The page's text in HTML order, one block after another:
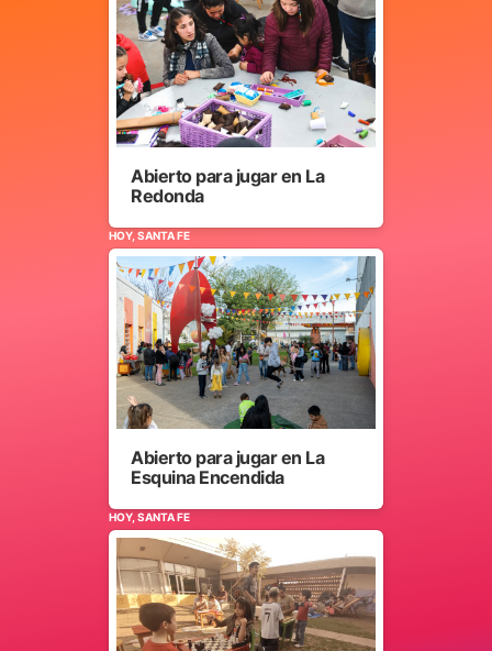
Abierto para jugar en La
Redonda
HOY, SANTA FE
Abierto para jugar en La
Esquina Encendida
HOY, SANTA FE